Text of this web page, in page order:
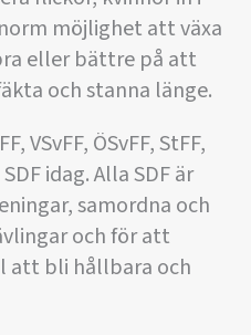
möjlighet att växa
eller bättre på att
och stanna länge.
VSvFF, ÖSvFF, StFF,
idag. Alla SDF är
samordna och
och för att
att bli hållbara och